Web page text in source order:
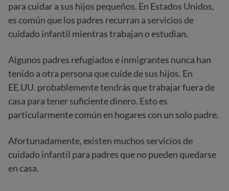
para cuidar a sus hijos pequeños. En Estados Unidos,
es común que los padres recurran a servicios de
cuidado infantil mientras trabajan o estudian.
Algunos padres refugiados e inmigrantes nunca han
tenido a otra persona que cuide de sus hijos. En
EE.UU. probablemente tendrás que trabajar fuera de
casa para tener suficiente dinero. Esto es
particularmente común en hogares con un solo padre.
Afortunadamente, existen muchos servicios de
cuidado infantil para padres que no pueden quedarse
en casa.